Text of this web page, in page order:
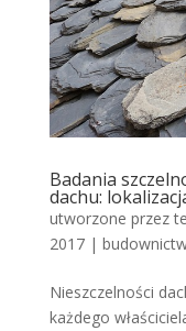
Badania
dachu:
utworzone przez
2017|
Nieszczelności
każdego